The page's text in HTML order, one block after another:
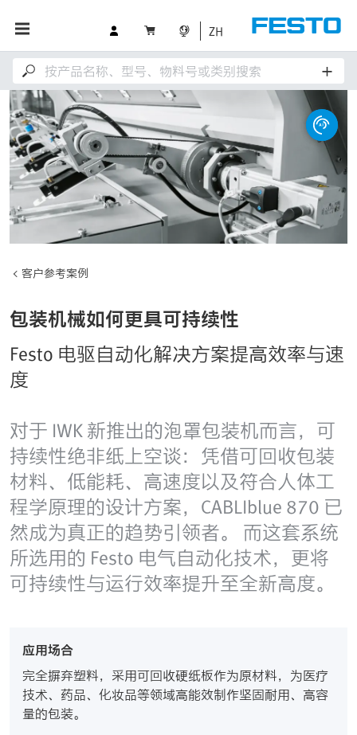
ZH
客户参考案例
包装机械如何更具可持续性
Festo 电驱自动化解决方案提高效率与速
度
对于 IWK 新推出的泡罩包装机而言，可
持续性绝非纸上空谈：凭借可回收包装
材料、低能耗、高速度以及符合人体工
程学原理的设计方案，CABLIblue 870 已
然成为真正的趋势引领者。 而这套系统
所选用的 Festo 电气自动化技术，更将
可持续性与运行效率提升至全新高度。
应用场合
完全摒弃塑料，采用可回收硬纸板作为原材料，为医疗
技术、药品、化妆品等领域高能效制作坚固耐用、高容
量的包装。